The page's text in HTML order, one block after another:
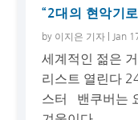
“2대의 현악기
by 이지은 기자 Jan
세계적인 젊은
리스트 열린다
스터 밴쿠버는